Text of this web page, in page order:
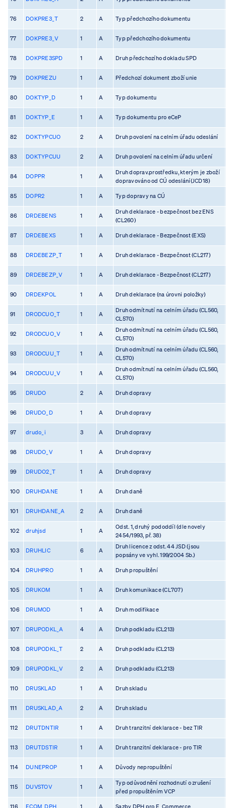
76 DOKPRE3_T 2 A Typ předchozího dokumentu
77 DOKPRE3_V 1 A Typ předchozího dokumentu
78 DOKPRE3SPD 1 A Druh předchozího dokladu SPD
79 DOKPREZU 1 A Předchozí dokument zboží unie
80 DOKTYP_D 1 A Typ dokumentu
81 DOKTYP_E 1 A Typ dokumentu pro eCeP
82 DOKTYPCUO 2 A Druh povolení na celním úřadu odeslání
83 DOKTYPCUU 2 A Druh povolení na celním úřadu určení
84 DOPPR 1 A
Druh doprav.prostředku, kterým je zboží
dopravováno od CÚ odeslání(JCD18)
85 DOPR2 1 A Typ dopravy na CÚ
86 DRDEBENS 1 A
Druh deklarace - bezpečnost bez ENS
(CL260)
87 DRDEBEXS 1 A Druh deklarace - Bezpečnost (EXS)
88 DRDEBEZP_T 1 A Druh deklarace - Bezpečnost (CL217)
89 DRDEBEZP_V 1 A Druh deklarace - Bezpečnost (CL217)
90 DRDEKPOL 1 A Druh deklarace (na úrovni položky)
91 DRODCUO_T 1 A
Druh odmítnutí na celním úřadu (CL560,
CL570)
92 DRODCUO_V 1 A
Druh odmítnutí na celním úřadu (CL560,
CL570)
93 DRODCUU_T 1 A
Druh odmítnutí na celním úřadu (CL560,
CL570)
94 DRODCUU_V 1 A
Druh odmítnutí na celním úřadu (CL560,
CL570)
95 DRUDO 2 A Druh dopravy
96 DRUDO_D 1 A Druh dopravy
97 drudo_i 3 A Druh dopravy
98 DRUDO_V 1 A Druh dopravy
99 DRUDO2_T 1 A Druh dopravy
100 DRUHDANE 1 A Druh daně
101 DRUHDANE_A 2 A Druh daně
102 druhjsd 1 A
Odst. 1, druhý pododdíl (dle novely
2454/1993, př. 38)
103 DRUHLIC 6 A
Druh licence z odst. 44 JSD (jsou
popsány ve vyhl. 199/2004 Sb.)
104 DRUHPRO 1 A Druh propuštění
105 DRUKOM 1 A Druh komunikace (CL707)
106 DRUMOD 1 A Druh modifikace
107 DRUPODKL_A 4 A Druh podkladu (CL213)
108 DRUPODKL_T 2 A Druh podkladu (CL213)
109 DRUPODKL_V 2 A Druh podkladu (CL213)
110 DRUSKLAD 1 A Druh skladu
111 DRUSKLAD_A 2 A Druh skladu
112 DRUTDNTIR 1 A Druh tranzitní deklarace - bez TIR
113 DRUTDSTIR 1 A Druh tranzitní deklarace - pro TIR
114 DUNEPROP 1 A Důvody nepropuštění
115 DUVSTOV 1 A
Typ odůvodnění rozhodnutí o zrušení
před propuštěním VCP
116 ECOM_DPH 1 A Sazby DPH pro E_Commerce